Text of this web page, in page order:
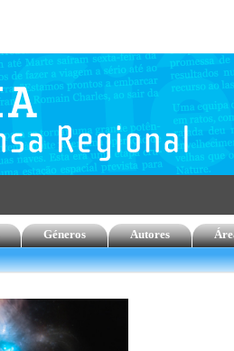
Géneros Autores